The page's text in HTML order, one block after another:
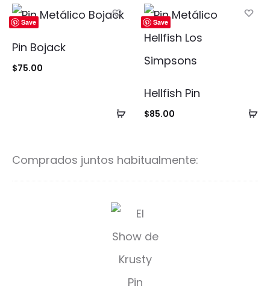
carrito
Save
Añadir
Pin Bojack
$75.00
Save
Hellfish Pin
$85.00
Comprados juntos habitualmente:
E
l
S
h